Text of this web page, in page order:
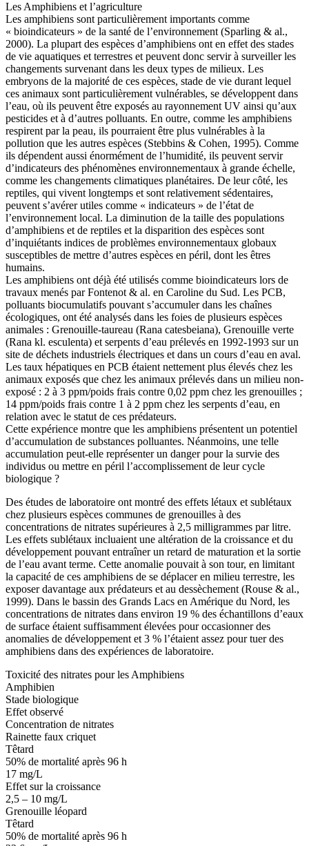
Les Amphibiens et l’agriculture
Les amphibiens sont particulièrement importants comme
« bioindicateurs » de la santé de l’environnement (Sparling & al.,
2000). La plupart des espèces d’amphibiens ont en effet des stades
de vie aquatiques et terrestres et peuvent donc servir à surveiller les
changements survenant dans les deux types de milieux. Les
embryons de la majorité de ces espèces, stade de vie durant lequel
ces animaux sont particulièrement vulnérables, se développent dans
l’eau, où ils peuvent être exposés au rayonnement UV ainsi qu’aux
pesticides et à d’autres polluants. En outre, comme les amphibiens
respirent par la peau, ils pourraient être plus vulnérables à la
pollution que les autres espèces (Stebbins & Cohen, 1995). Comme
ils dépendent aussi énormément de l’humidité, ils peuvent servir
d’indicateurs des phénomènes environnementaux à grande échelle,
comme les changements climatiques planétaires. De leur côté, les
reptiles, qui vivent longtemps et sont relativement sédentaires,
peuvent s’avérer utiles comme « indicateurs » de l’état de
l’environnement local. La diminution de la taille des populations
d’amphibiens et de reptiles et la disparition des espèces sont
d’inquiétants indices de problèmes environnementaux globaux
susceptibles de mettre d’autres espèces en péril, dont les êtres
humains.
Les amphibiens ont déjà été utilisés comme bioindicateurs lors de
travaux menés par Fontenot & al. en Caroline du Sud. Les PCB,
polluants biocumulatifs pouvant s’accumuler dans les chaînes
écologiques, ont été analysés dans les foies de plusieurs espèces
animales : Grenouille-taureau (Rana catesbeiana), Grenouille verte
(Rana kl. esculenta) et serpents d’eau prélevés en 1992-1993 sur un
site de déchets industriels électriques et dans un cours d’eau en aval.
Les taux hépatiques en PCB étaient nettement plus élevés chez les
animaux exposés que chez les animaux prélevés dans un milieu non-
exposé : 2 à 3 ppm/poids frais contre 0,02 ppm chez les grenouilles ;
14 ppm/poids frais contre 1 à 2 ppm chez les serpents d’eau, en
relation avec le statut de ces prédateurs.
Cette expérience montre que les amphibiens présentent un potentiel
d’accumulation de substances polluantes. Néanmoins, une telle
accumulation peut-elle représenter un danger pour la survie des
individus ou mettre en péril l’accomplissement de leur cycle
biologique ?
Des études de laboratoire ont montré des effets létaux et sublétaux
chez plusieurs espèces communes de grenouilles à des
concentrations de nitrates supérieures à 2,5 milligrammes par litre.
Les effets sublétaux incluaient une altération de la croissance et du
développement pouvant entraîner un retard de maturation et la sortie
de l’eau avant terme. Cette anomalie pouvait à son tour, en limitant
la capacité de ces amphibiens de se déplacer en milieu terrestre, les
exposer davantage aux prédateurs et au dessèchement (Rouse & al.,
1999). Dans le bassin des Grands Lacs en Amérique du Nord, les
concentrations de nitrates dans environ 19 % des échantillons d’eaux
de surface étaient suffisamment élevées pour occasionner des
anomalies de développement et 3 % l’étaient assez pour tuer des
amphibiens dans des expériences de laboratoire.
Toxicité des nitrates pour les Amphibiens
Amphibien
Stade biologique
Effet observé
Concentration de nitrates
Rainette faux criquet
Têtard
50% de mortalité après 96 h
17 mg/L
Effet sur la croissance
2,5 – 10 mg/L
Grenouille léopard
Têtard
50% de mortalité après 96 h